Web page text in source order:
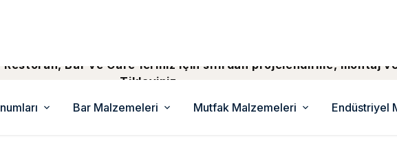
Bar ve Cafe'leriniz için sıfırdan projelendirme, montaj
Tiklayiniz...
Bar Malzemeleri Mutfak Malzemeleri Endüstriyel